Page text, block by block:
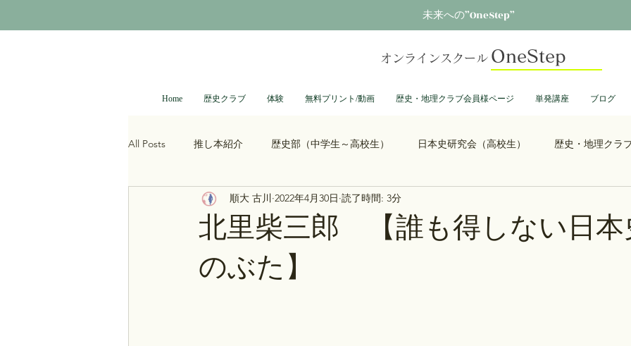
未来への”OneStep”
オンラインスクール OneStep
Home 歴史クラブ 体験 無料プリント/動画 歴史・地理クラブ会員様ページ 単発講座 ブログ
All Posts 推し本紹介 歴史部（中学生～高校生） 日本史研究会（高校生） 歴史・地理クラ
大河ドラマ べらぼう 光る君へ 鎌倉殿の13人
青木裕司と中島浩二の世界史ch
北里柴三郎 【誰も得しない日本
のぶた】
順大 古川 2022年4月30日 読了時間: 3分